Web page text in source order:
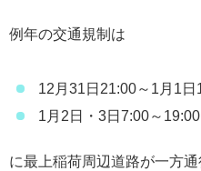
例年の交通規制は
12月31日21:00～1月1日
1月2日・3日7:00～19:00
に最上稲荷周辺道路が一方通